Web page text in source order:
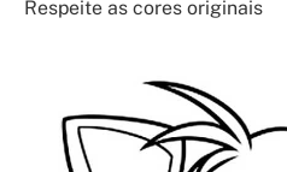
Respeite as cores originais